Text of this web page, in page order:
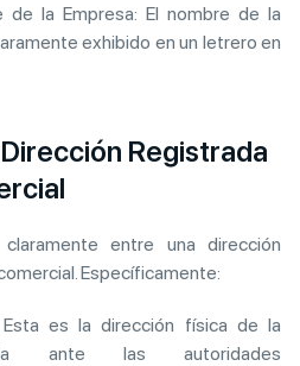
de la Empresa: El nombre de la
exhibido en un letrero en
Registrada
entre una dirección
Específicamente:
Esta es la dirección física de la
ante las autoridades